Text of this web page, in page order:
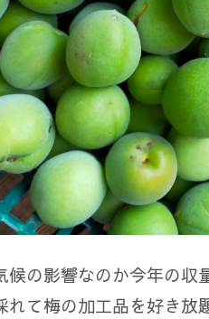
候の影響なのか今年の
れて梅の加工品を好き放